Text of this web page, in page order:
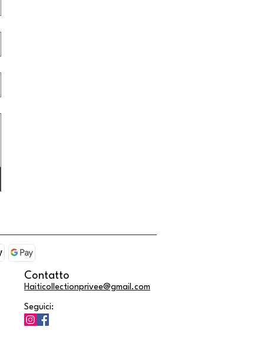
Contatto
Haiticollectionprivee@gmail.com
Seguici: